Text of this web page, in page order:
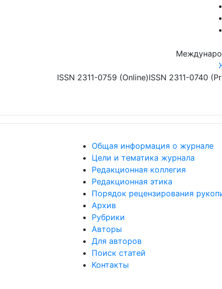
ISSN 2311-0759 (Online)ISSN 2311-0740
Общая информация о журнале
Цели и тематика журнала
Редакционная коллегия
Редакционная этика
Порядок рецензирования
Архив
Рубрики
Авторы
Для авторов
Поиск статей
Контакты